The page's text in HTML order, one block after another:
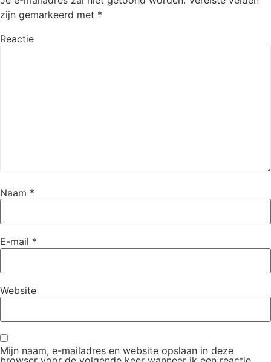
zijn gemarkeerd met *
Reactie
Naam *
E-mail *
Website
Mijn naam, e-mailadres en website opslaan in deze